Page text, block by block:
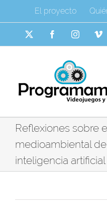
al
contenido
El proyecto
FacebookInstagram
Reflexiones sobre
medioambiental
inteligencia artificial